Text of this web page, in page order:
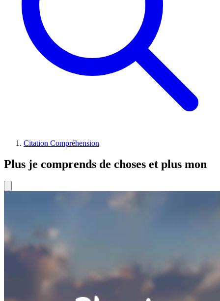
Citation Compréhension
Plus je comprends de choses et plus mon